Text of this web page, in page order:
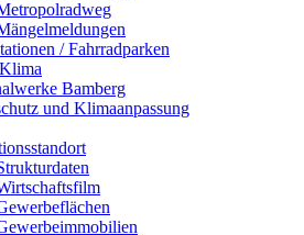
/ Fahrradparken
Bamberg
und Klimaanpassung